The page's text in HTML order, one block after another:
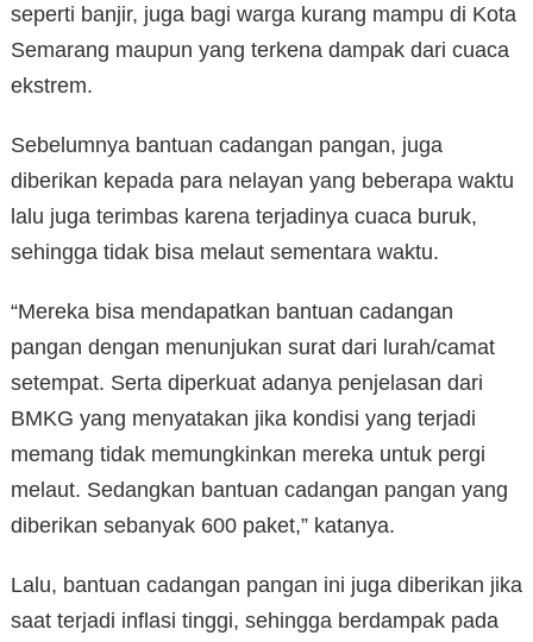
seperti banjir, juga bagi warga kurang mampu di Kota
Semarang maupun yang terkena dampak dari cuaca
ekstrem.
Sebelumnya bantuan cadangan pangan, juga
diberikan kepada para nelayan yang beberapa waktu
lalu juga terimbas karena terjadinya cuaca buruk,
sehingga tidak bisa melaut sementara waktu.
“Mereka bisa mendapatkan bantuan cadangan
pangan dengan menunjukan surat dari lurah/camat
setempat. Serta diperkuat adanya penjelasan dari
BMKG yang menyatakan jika kondisi yang terjadi
memang tidak memungkinkan mereka untuk pergi
melaut. Sedangkan bantuan cadangan pangan yang
diberikan sebanyak 600 paket,” katanya.
Lalu, bantuan cadangan pangan ini juga diberikan jika
saat terjadi inflasi tinggi, sehingga berdampak pada